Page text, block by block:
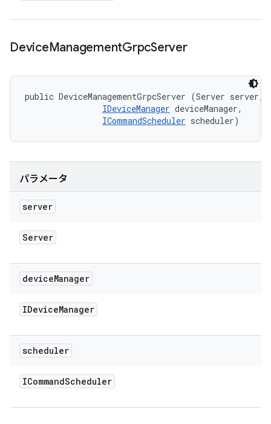
DeviceManagementGrpcServer
public DeviceManagementGrpcServer (Server server,
IDeviceManager deviceManager,
ICommandScheduler scheduler)
パラメータ
server
Server
deviceManager
IDeviceManager
scheduler
ICommandScheduler